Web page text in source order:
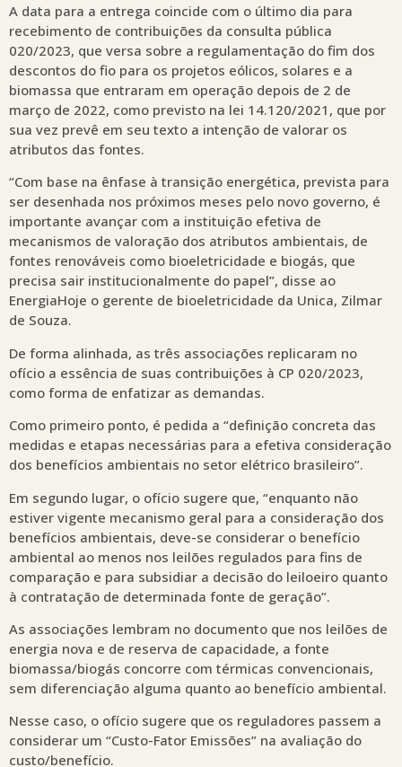
A data para a entrega coincide com o último dia para
recebimento de contribuições da consulta pública
020/2023, que versa sobre a regulamentação do fim dos
descontos do fio para os projetos eólicos, solares e a
biomassa que entraram em operação depois de 2 de
março de 2022, como previsto na lei 14.120/2021, que por
sua vez prevê em seu texto a intenção de valorar os
atributos das fontes.
“Com base na ênfase à transição energética, prevista para
ser desenhada nos próximos meses pelo novo governo, é
importante avançar com a instituição efetiva de
mecanismos de valoração dos atributos ambientais, de
fontes renováveis como bioeletricidade e biogás, que
precisa sair institucionalmente do papel”, disse ao
EnergiaHoje o gerente de bioeletricidade da Unica, Zilmar
de Souza.
De forma alinhada, as três associações replicaram no
ofício a essência de suas contribuições à CP 020/2023,
como forma de enfatizar as demandas.
Como primeiro ponto, é pedida a “definição concreta das
medidas e etapas necessárias para a efetiva consideração
dos benefícios ambientais no setor elétrico brasileiro”.
Em segundo lugar, o ofício sugere que, “enquanto não
estiver vigente mecanismo geral para a consideração dos
benefícios ambientais, deve-se considerar o benefício
ambiental ao menos nos leilões regulados para fins de
comparação e para subsidiar a decisão do leiloeiro quanto
à contratação de determinada fonte de geração”.
As associações lembram no documento que nos leilões de
energia nova e de reserva de capacidade, a fonte
biomassa/biogás concorre com térmicas convencionais,
sem diferenciação alguma quanto ao benefício ambiental.
Nesse caso, o ofício sugere que os reguladores passem a
considerar um “Custo-Fator Emissões” na avaliação do
custo/benefício.